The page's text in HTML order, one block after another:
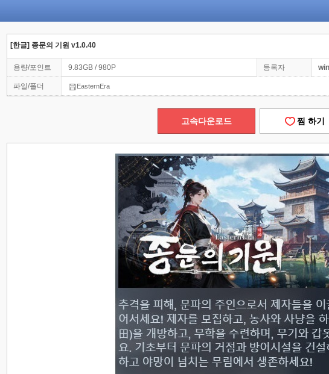
[한글] 종문의 기원 v1.0.40
용량/포인트 9.83GB / 980P 등록자
파일/폴더 EasternEra
고속다운로드 찜 하기